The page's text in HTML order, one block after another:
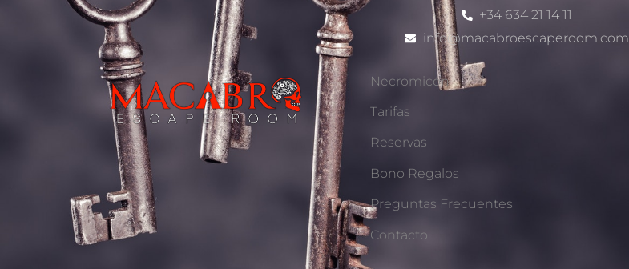
+34 634 21 14 11
info@macabroescaperoom.com
Necromicón
Tarifas
Reservas
Bono Regalos
Preguntas Frecuentes
Contacto